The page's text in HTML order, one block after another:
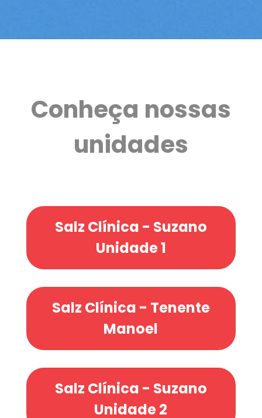
Conheça nossas
unidades
Salz Clínica - Suzano
Unidade 1
Salz Clínica - Tenente
Manoel
Salz Clínica - Suzano
Unidade 2